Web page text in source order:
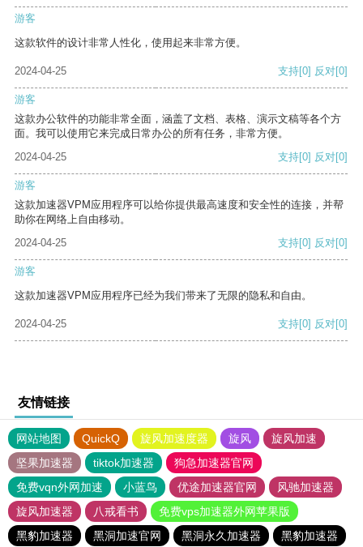
游客
这款软件的设计非常人性化，使用起来非常方便。
2024-04-25 支持[0] 反对[0]
游客
这款办公软件的功能非常全面，涵盖了文档、表格、演示文稿等各个方
面。我可以使用它来完成日常办公的所有任务，非常方便。
2024-04-25
支持[0] 反对[0]
游客
这款加速器VPM应用程序可以给你提供最高速度和安全性的连接，并帮
助你在网络上自由移动。
2024-04-25
支持[0] 反对[0]
游客
这款加速器VPM应用程序已经为我们带来了无限的隐私和自由。
2024-04-25 支持[0] 反对[0]
友情链接
网站地图 QuickQ 旋风加速度器 旋风
旋风加速
坚果加速器
tiktok加速器
狗急加速器官网
免费vqn外网加速
小蓝鸟 优途加速器官网
风驰加速器
旋风加速器
八戒看书
免费vps加速器外网苹果版
黑豹加速器
黑洞加速官网 黑洞永久加速器 黑豹加速器